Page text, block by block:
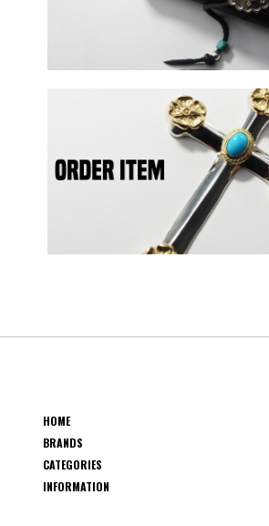
HOME
BRANDS
CATEGORIES
INFORMATION